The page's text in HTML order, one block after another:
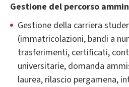
Gestione del percorso
Gestione della carriera
(immatricolazioni, bandi a
trasferimenti, certificati,
universitarie, domanda
laurea, rilascio pergamena,